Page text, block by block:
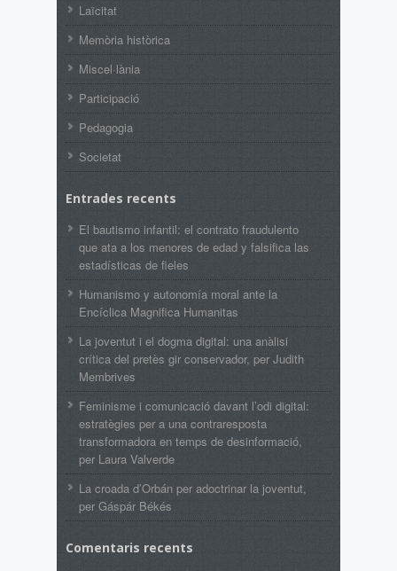
Laïcitat
Memòria històrica
Miscel·lània
Participació
Pedagogia
Societat
Entrades recents
El bautismo infantil: el contrato fraudulento
que ata a los menores de edad y falsifica las
estadísticas de fieles
Humanismo y autonomía moral ante la
Encíclica Magnifica Humanitas
La joventut i el dogma digital: una anàlisi
crítica del pretès gir conservador, per Judith
Membrives
Feminisme i comunicació davant l’odi digital:
estratègies per a una contraresposta
transformadora en temps de desinformació,
per Laura Valverde
La croada d’Orbán per adoctrinar la joventut,
per Gáspár Békés
Comentaris recents